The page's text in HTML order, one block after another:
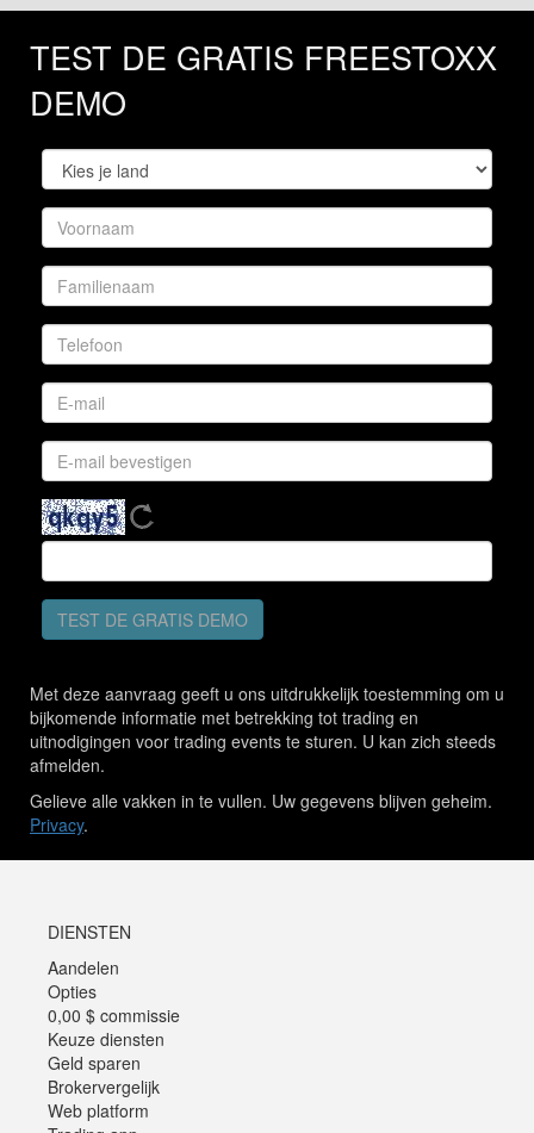
TEST DE GRATIS FREESTOXX
DEMO
TEST DE GRATIS DEMO
Met deze aanvraag geeft u ons uitdrukkelijk toestemming om u
bijkomende informatie met betrekking tot trading en
uitnodigingen voor trading events te sturen. U kan zich steeds
afmelden.
Gelieve alle vakken in te vullen. Uw gegevens blijven geheim.
Privacy.
DIENSTEN
Aandelen
Opties
0,00 $ commissie
Keuze diensten
Geld sparen
Brokervergelijk
Web platform